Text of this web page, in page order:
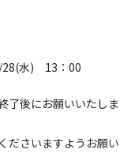
水) 13：00
了後にお願いいたしま
ださいますようお願い